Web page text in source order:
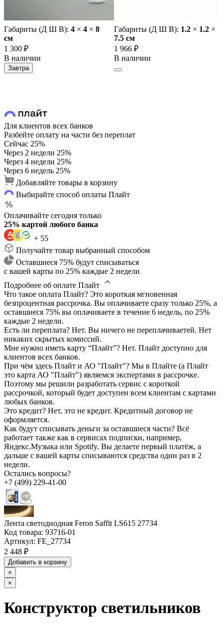
Габариты (Д Ш В): 4 × 4 × 8
cм
1 300 ₽
В наличии
Завтра
Габариты (Д Ш В): 1.2 × 1.2 ×
7.5 cм
1 966 ₽
В наличии
Для клиентов всех банков
Разбейте оплату на части без переплат
Сейчас 25%
Через 2 недели 25%
Через 4 недели 25%
Через 6 недель 25%
Добавляйте товары в корзину
Выбирайте способ оплаты Плайт
Оплачивайте сегодня только
25% картой любого банка
+ 55
Получайте товар выбранный способом
Оставшиеся 75% будут списываться
с вашей карты по 25% каждые 2 недели
Подробнее об оплате Плайт
Что такое оплата Плайт? Это короткая мгновенная
безпроцентная рассрочка. Вы оплачиваете сразу только 25%, а
оставшиеся 75% вы оплачиваете в течение 6 недель, по 25%
каждые 2 недели.
Есть ли переплата? Нет. Вы ничего не переплачиваетей. Нет
никаких скрытых комиссий.
Мне нужно иметь карту “Плайт”? Нет. Плайт доступно для
клиентов всех банков.
При чём здесь Плайт и АО "Плайт"? Мы в Плайте (а Плайт
это карта АО "Плайт") являемся экспертами в рассрочке.
Поэтому мы решили разработать сервис с короткой
рассрочкой, который будет доступен всем клиентам с картами
любых банков.
Это кредит? Нет, это не кредит. Кредитный договор не
оформляется.
Как будут списывать деньги за оставшиеся части? Всё
работает также как в сервисах подписки, например,
Яндекс.Музыка или Spotify. Вы делаете первый платёж, а
дальше с вашей карты списываются средства один раз в 2
недели.
Остались вопросы?
+7 (499) 229-41-00
Лента светодиодная Feron Saffit LS615 27734
Код товара: 93716-01
Артикул: FE_27734
2 448 ₽
Добавить в корзину
×
×
Конструктор светильников